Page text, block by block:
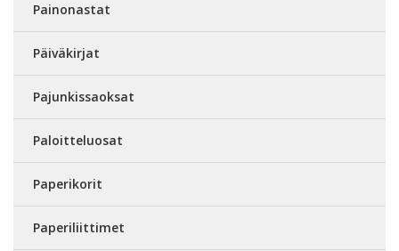
Painonastat
Päiväkirjat
Pajunkissaoksat
Paloitteluosat
Paperikorit
Paperiliittimet